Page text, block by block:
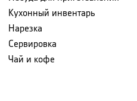
Кухонный инвентарь
Нарезка
Сервировка
Чай и кофе